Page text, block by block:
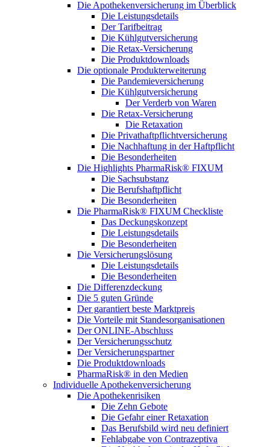
Die Apothekenversicherung im Überblick
Die Leistungsdetails
Der Tarifbeitrag
Die Kühlgutversicherung
Die Retax-Versicherung
Die Produktdownloads
Die optionale Produkterweiterung
Die Pandemieversicherung
Die Kühlgutversicherung
Der Verderb von Waren
Die Retax-Versicherung
Die Retaxation
Die Privathaftpflichtversicherung
Die Nachhaftung in der Haftpflicht
Die Besonderheiten
Die Highlights PharmaRisk® FIXUM
Die Sachsubstanz
Die Berufshaftpflicht
Die Besonderheiten
Die PharmaRisk® FIXUM Checkliste
Das Deckungskonzept
Die Leistungsdetails
Die Besonderheiten
Die Versicherungslösung
Die Leistungsdetails
Die Besonderheiten
Die Differenzdeckung
Die 5 guten Gründe
Der garantiert beste Marktpreis
Die Vorteile mit Standesorganisationen
Der ONLINE-Abschluss
Der Versicherungsschutz
Der Versicherungspartner
Die Produktdownloads
PharmaRisk® in den Medien
Individuelle Apothekenversicherung
Die Apothekenrisiken
Die Zehn Gebote
Die Gefahr einer Retaxation
Das Berufsbild wird neu definiert
Fehlabgabe von Contrazeptiva